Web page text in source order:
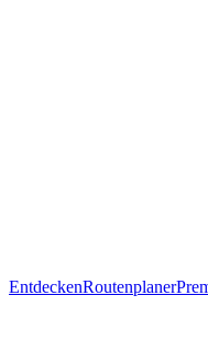
EntdeckenRoutenplaner